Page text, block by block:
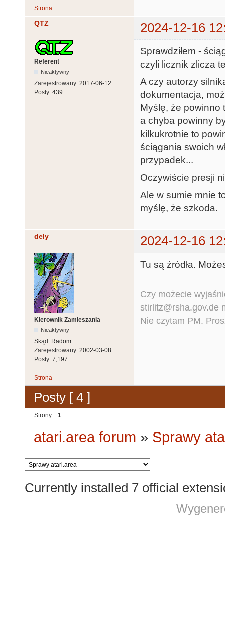
Strona
QTZ 2024-12-16
Referent
Nieaktywny
Zarejestrowany: 2017-06-12
Posty: 439
Sprawdziłem -
czyli licznik zlicza
A czy autorzy
dokumentacja,
Myślę, że powinno
a chyba powinny
kilkukrotnie to
ściągania swoich
przypadek...
Oczywiście presji
Ale w sumie mnie
myślę, że szkoda.
dely 2024-12-16
Kierownik Zamieszania
Nieaktywny
Skąd: Radom
Zarejestrowany: 2002-03-08
Posty: 7,197
Tu są źródła.
Czy możecie
stirlitz@rsha.gov.de
Nie czytam PM.
Strona
Posty [ 4 ]
Strony 1
atari.area forum » Sprawy
Currently installed 7 official